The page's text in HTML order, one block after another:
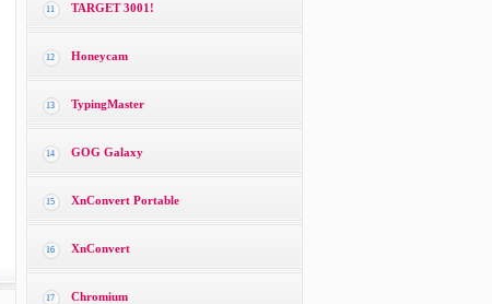
11 TARGET 3001!
12 Honeycam
13 TypingMaster
14 GOG Galaxy
15 XnConvert Portable
16 XnConvert
17 Chromium